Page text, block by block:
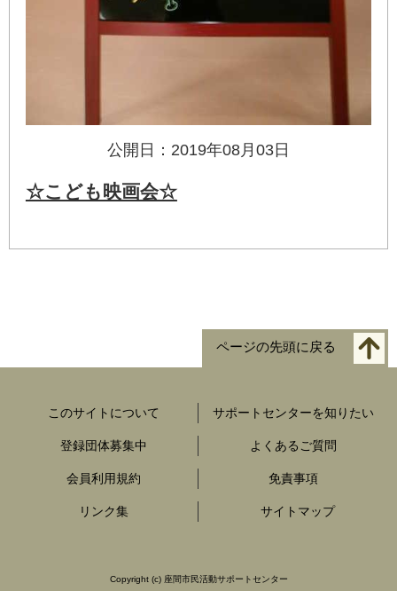
公開日：2019年08月03日
☆こども映画会☆
ページの先頭に戻る
このサイトについて サポートセンターを知りたい
登録団体募集中 よくあるご質問
会員利用規約 免責事項
リンク集 サイトマップ
Copyright (c) 座間市民活動サポートセンター